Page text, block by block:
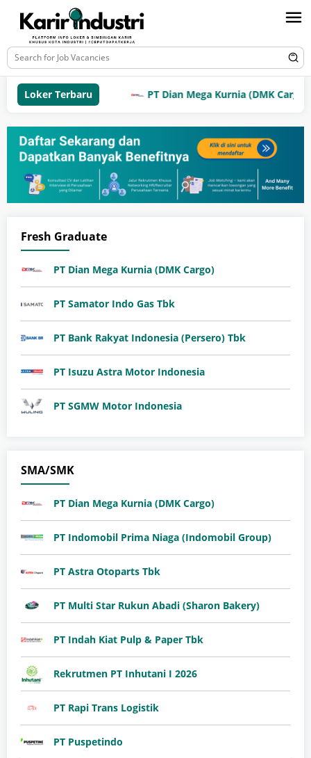
Loker Terbaru PT Dian Mega Kurnia (DMK Cargo)
Fresh Graduate
PT Dian Mega Kurnia (DMK Cargo)
PT Samator Indo Gas Tbk
PT Bank Rakyat Indonesia (Persero) Tbk
PT Isuzu Astra Motor Indonesia
PT SGMW Motor Indonesia
SMA/SMK
PT Dian Mega Kurnia (DMK Cargo)
PT Indomobil Prima Niaga (Indomobil Group)
PT Astra Otoparts Tbk
PT Multi Star Rukun Abadi (Sharon Bakery)
PT Indah Kiat Pulp & Paper Tbk
Rekrutmen PT Inhutani I 2026
PT Rapi Trans Logistik
PT Puspetindo